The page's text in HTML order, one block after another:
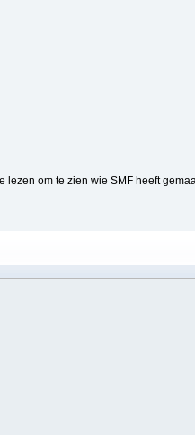
lezen om te zien wie SMF heeft